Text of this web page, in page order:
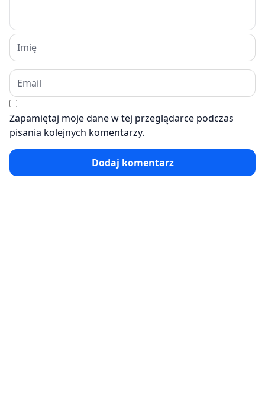
Zapamiętaj moje dane w tej przeglądarce podczas
pisania kolejnych komentarzy.
Dodaj komentarz